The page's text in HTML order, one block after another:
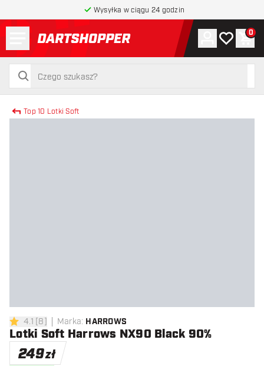
Wysyłka w ciągu 24 godzin
powrót do strony głównej
szukaj
szukaj
Konto
Moja lista
0
Top 10 Lotki Soft
4.1 gwiazdki oceny
4.1 [8] Marka: HARROWS
Lotki Soft Harrows NX90 Black 90%
249zł